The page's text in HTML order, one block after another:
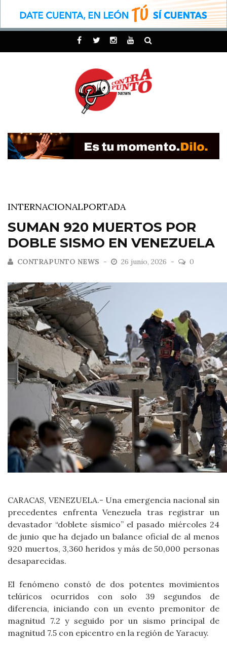
INTERNACIONALPORTADA
SUMAN 920 MUERTOS POR
DOBLE SISMO EN VENEZUELA
CONTRAPUNTO NEWS 26 junio, 2026 0
CARACAS, VENEZUELA.- Una emergencia nacional sin
precedentes enfrenta Venezuela tras registrar un
devastador “doblete sísmico” el pasado miércoles 24
de junio que ha dejado un balance oficial de al menos
920 muertos, 3,360 heridos y más de 50,000 personas
desaparecidas.
El fenómeno constó de dos potentes movimientos
telúricos ocurridos con solo 39 segundos de
diferencia, iniciando con un evento premonitor de
magnitud 7.2 y seguido por un sismo principal de
magnitud 7.5 con epicentro en la región de Yaracuy.